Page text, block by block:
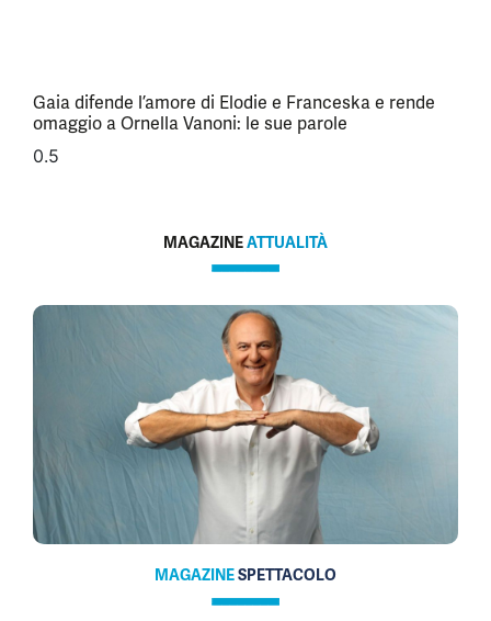
Gaia difende l’amore di Elodie e Franceska e rende
omaggio a Ornella Vanoni: le sue parole
MAGAZINEATTUALITÀ
MAGAZINESPETTACOLO